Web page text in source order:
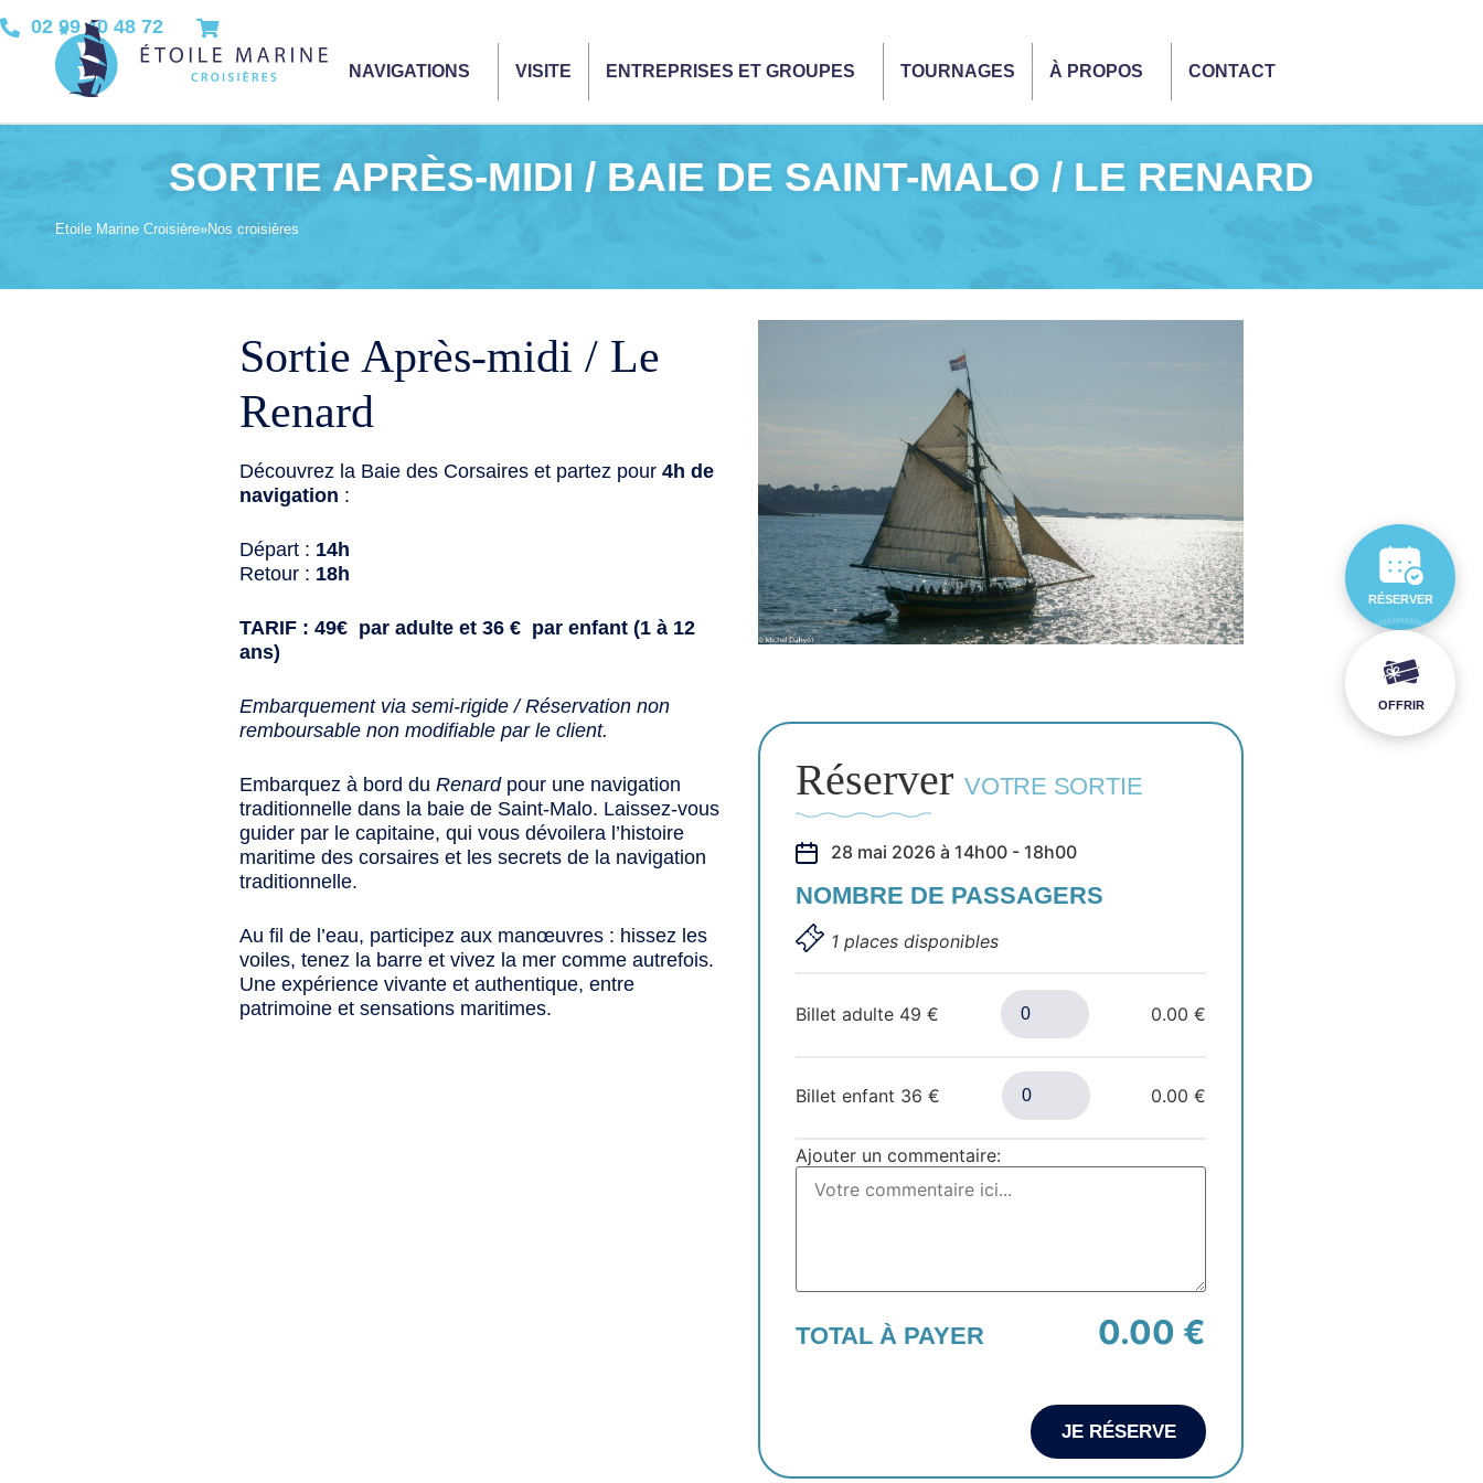
02 99 40 48 72
NAVIGATIONS VISITE ENTREPRISES ET GROUPES TOURNAGES À PROPOS CONTACT
SORTIE APRÈS-MIDI / BAIE DE SAINT-MALO / LE RENARD
Etoile Marine Croisière»Nos croisières
Sortie Après-midi / Le
Renard
Découvrez la Baie des Corsaires et partez pour 4h de
navigation :
Départ : 14h
Retour : 18h
TARIF : 49€ par adulte et 36 € par enfant (1 à 12
ans)
Embarquement via semi-rigide / Réservation non
remboursable non modifiable par le client.
Embarquez à bord du Renardpour une navigation
traditionnelle dans la baie de Saint-Malo. Laissez-vous
guider par le capitaine, qui vous dévoilera l’histoire
maritime des corsaires et les secrets de la navigation
traditionnelle.
Au fil de l’eau, participez aux manœuvres : hissez les
voiles, tenez la barre et vivez la mer comme autrefois.
Une expérience vivante et authentique, entre
patrimoine et sensations maritimes.
Réserver VOTRE SORTIE
28 mai 2026 à 14h00 - 18h00
NOMBRE DE PASSAGERS
1 places disponibles
Billet adulte 49 € 0.00 €
Billet enfant 36 € 0.00 €
Ajouter un commentaire:
TOTAL À PAYER 0.00 €
JE RÉSERVE
RÉSERVER
OFFRIR